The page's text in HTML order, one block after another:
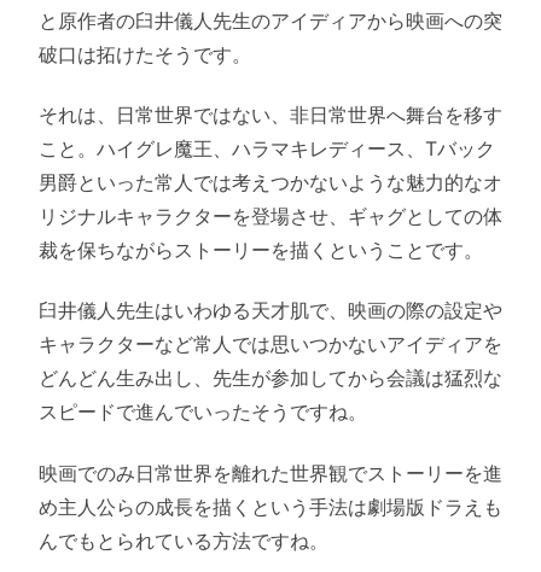
と原作者の臼井儀人先生のアイディアから映画への突
破口は拓けたそうです。
それは、日常世界ではない、非日常世界へ舞台を移す
こと。ハイグレ魔王、ハラマキレディース、Tバック
男爵といった常人では考えつかないような魅力的なオ
リジナルキャラクターを登場させ、ギャグとしての体
裁を保ちながらストーリーを描くということです。
臼井儀人先生はいわゆる天才肌で、映画の際の設定や
キャラクターなど常人では思いつかないアイディアを
どんどん生み出し、先生が参加してから会議は猛烈な
スピードで進んでいったそうですね。
映画でのみ日常世界を離れた世界観でストーリーを進
め主人公らの成長を描くという手法は劇場版ドラえも
んでもとられている方法ですね。